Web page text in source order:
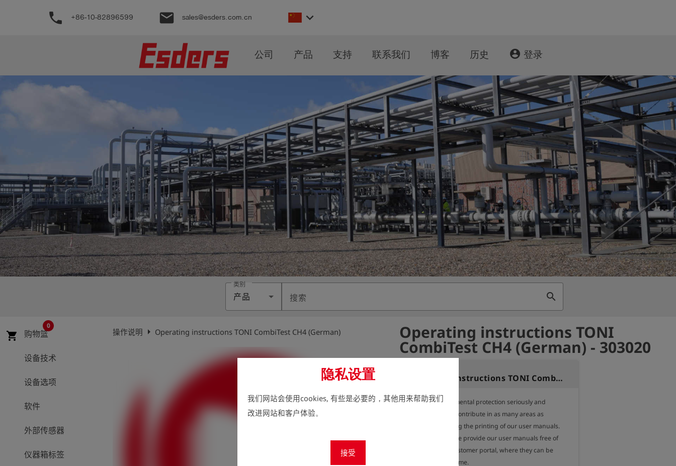
们
博
客
历
史
简
体
中
隐私设置
我们网站会使用cookies, 有些是必要的，其他用来帮助我们
改进网站和客户体验。
接受
phone +86-10-82896599 email sales@esders.com.cn keyboard_arrow_down
公司 产品 支持 联系我们 博客 历史 account_circle 登录
类别
产品 搜索 search
shopping_cart 购物篮
0
设备技术
设备选项
软件
外部传感器
仪器箱标签
操作说明 arrow_right Operating instructions TONI CombiTest CH4 (German) Operating instructions TONI
CombiTest CH4 (German) - 303020
Operating instructions TONI CombiTest CH4 (German)
We take environmental protection seriously and
therefore aim to contribute in as many areas as
possible, including the printing of our user manuals.
For this reason, we provide our user manuals free of
charge via our customer portal, where they can be
accessed at any time.